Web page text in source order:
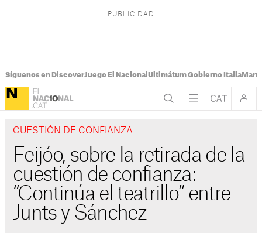
Síguenos en DiscoverJuego El Nacional Ultimátum Gobierno Italia
CUESTIÓN DE CONFIANZA
Feijóo, sobre la retirada de la
cuestión de confianza:
“Continúa el teatrillo” entre
Junts y Sánchez